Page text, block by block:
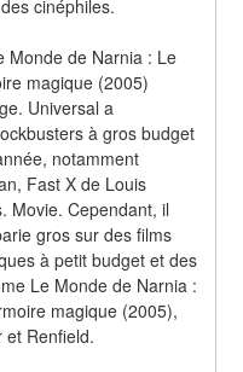
cinéphiles.
Monde de Narnia : Le
magique (2005)
Universal a
à gros budget
notamment
Fast X de Louis
Movie. Cependant, il
gros sur des films
à petit budget et des
Le Monde de Narnia :
magique (2005),
et Renfield.